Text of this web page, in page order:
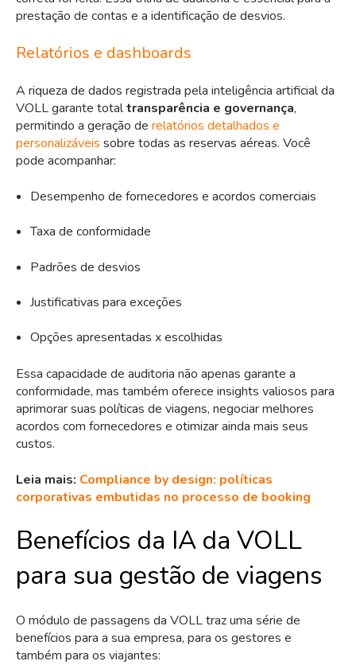
prestação de contas e a identificação de desvios.
Relatórios e dashboards
A riqueza de dados registrada pela inteligência artificial da
VOLL garante totaltransparência e governança,
permitindo a geração de relatórios detalhados e
personalizáveis sobre todas as reservas aéreas. Você
pode acompanhar:
Desempenho de fornecedores e acordos comerciais
Taxa de conformidade
Padrões de desvios
Justificativas para exceções
Opções apresentadas x escolhidas
Essa capacidade de auditoria não apenas garante a
conformidade, mas também oferece insights valiosos para
aprimorar suas políticas de viagens, negociar melhores
acordos com fornecedores e otimizar ainda mais seus
custos.
Leia mais: Compliance by design: políticas
corporativas embutidas no processo de booking
Benefícios da IA da VOLL
para sua gestão de viagens
O módulo de passagens da VOLL traz uma série de
benefícios para a sua empresa, para os gestores e
também para os viajantes: